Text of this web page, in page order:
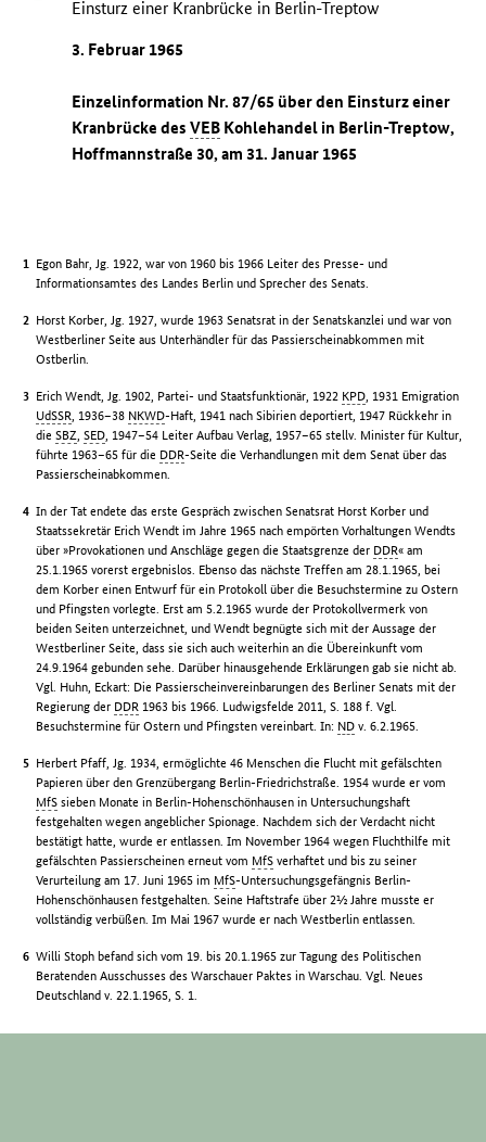
Einsturz einer Kranbrücke in Berlin-Treptow
3. Februar 1965
Einzelinformation Nr. 87/65 über den Einsturz einer
Kranbrücke desVEB Kohlehandel in Berlin-Treptow,
Hoffmannstraße 30, am 31. Januar 1965
Egon Bahr, Jg. 1922, war von 1960 bis 1966 Leiter des Presse- und
Informationsamtes des Landes Berlin und Sprecher des Senats.
Horst Korber, Jg. 1927, wurde 1963 Senatsrat in der Senatskanzlei und war von
Westberliner Seite aus Unterhändler für das Passierscheinabkommen mit
Ostberlin.
Erich Wendt, Jg. 1902, Partei- und Staatsfunktionär, 1922 KPD, 1931 Emigration
UdSSR, 1936–38 NKWD-Haft, 1941 nach Sibirien deportiert, 1947 Rückkehr in
dieSBZ,SED, 1947–54 Leiter Aufbau Verlag, 1957–65 stellv. Minister für Kultur,
führte 1963–65 für die DDR-Seite die Verhandlungen mit dem Senat über das
Passierscheinabkommen.
In der Tat endete das erste Gespräch zwischen Senatsrat Horst Korber und
Staatssekretär Erich Wendt im Jahre 1965 nach empörten Vorhaltungen Wendts
über »Provokationen und Anschläge gegen die Staatsgrenze der DDR« am
25.1.1965 vorerst ergebnislos. Ebenso das nächste Treffen am 28.1.1965, bei
dem Korber einen Entwurf für ein Protokoll über die Besuchstermine zu Ostern
und Pfingsten vorlegte. Erst am 5.2.1965 wurde der Protokollvermerk von
beiden Seiten unterzeichnet, und Wendt begnügte sich mit der Aussage der
Westberliner Seite, dass sie sich auch weiterhin an die Übereinkunft vom
24.9.1964 gebunden sehe. Darüber hinausgehende Erklärungen gab sie nicht ab.
Vgl. Huhn, Eckart: Die Passierscheinvereinbarungen des Berliner Senats mit der
Regierung der DDR 1963 bis 1966. Ludwigsfelde 2011, S. 188 f. Vgl.
Besuchstermine für Ostern und Pfingsten vereinbart. In: ND v. 6.2.1965.
Herbert Pfaff, Jg. 1934, ermöglichte 46 Menschen die Flucht mit gefälschten
Papieren über den Grenzübergang Berlin-Friedrichstraße. 1954 wurde er vom
MfS sieben Monate in Berlin-Hohenschönhausen in Untersuchungshaft
festgehalten wegen angeblicher Spionage. Nachdem sich der Verdacht nicht
bestätigt hatte, wurde er entlassen. Im November 1964 wegen Fluchthilfe mit
gefälschten Passierscheinen erneut vom MfS verhaftet und bis zu seiner
Verurteilung am 17. Juni 1965 im MfS-Untersuchungsgefängnis Berlin-
Hohenschönhausen festgehalten. Seine Haftstrafe über 2½ Jahre musste er
vollständig verbüßen. Im Mai 1967 wurde er nach Westberlin entlassen.
Willi Stoph befand sich vom 19. bis 20.1.1965 zur Tagung des Politischen
Beratenden Ausschusses des Warschauer Paktes in Warschau. Vgl. Neues
Deutschland v. 22.1.1965, S. 1.